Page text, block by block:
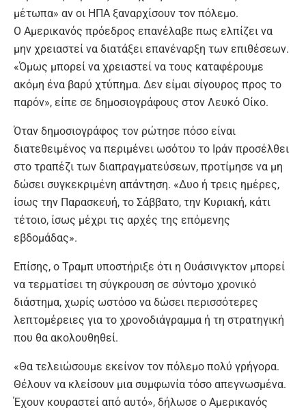
μέτωπα» αν οι ΗΠΑ ξαναρχίσουν τον πόλεμο.
Ο Αμερικανός πρόεδρος επανέλαβε πως ελπίζει να
μην χρειαστεί να διατάξει επανέναρξη των επιθέσεων.
«Όμως μπορεί να χρειαστεί να τους καταφέρουμε
ακόμη ένα βαρύ χτύπημα. Δεν είμαι σίγουρος προς το
παρόν», είπε σε δημοσιογράφους στον Λευκό Οίκο.
Όταν δημοσιογράφος τον ρώτησε πόσο είναι
διατεθειμένος να περιμένει ωσότου το Ιράν προσέλθει
στο τραπέζι των διαπραγματεύσεων, προτίμησε να μη
δώσει συγκεκριμένη απάντηση. «Δυο ή τρεις ημέρες,
ίσως την Παρασκευή, το Σάββατο, την Κυριακή, κάτι
τέτοιο, ίσως μέχρι τις αρχές της επόμενης
εβδομάδας».
Επίσης, ο Τραμπ υποστήριξε ότι η Ουάσινγκτον μπορεί
να τερματίσει τη σύγκρουση σε σύντομο χρονικό
διάστημα, χωρίς ωστόσο να δώσει περισσότερες
λεπτομέρειες για το χρονοδιάγραμμα ή τη στρατηγική
που θα ακολουθηθεί.
«Θα τελειώσουμε εκείνον τον πόλεμο πολύ γρήγορα.
Θέλουν να κλείσουν μια συμφωνία τόσο απεγνωσμένα.
Έχουν κουραστεί από αυτό», δήλωσε ο Αμερικανός